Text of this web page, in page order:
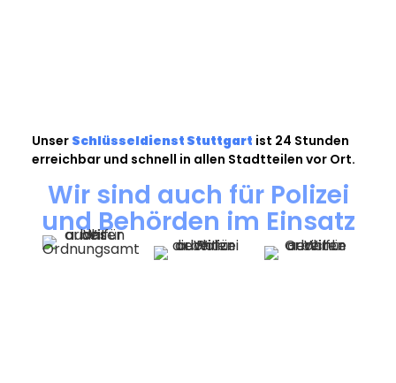
Unser Schlüsseldienst Stuttgart ist 24 Stunden
erreichbar und schnell in allen Stadtteilen vor Ort.
Wir sind auch für Polizei
und Behörden im Einsatz